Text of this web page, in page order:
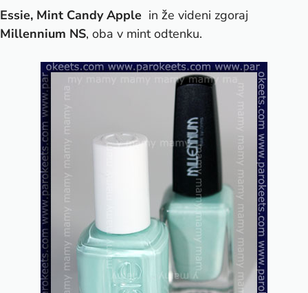
Essie, Mint Candy Apple in že videni zgoraj
Millennium NS, oba v mint odtenku.